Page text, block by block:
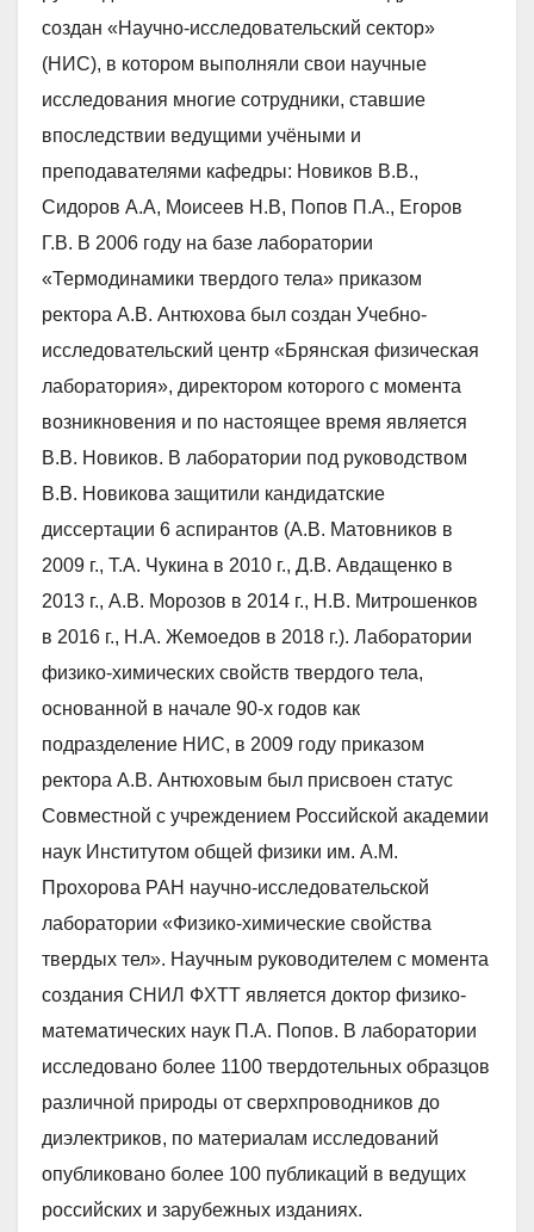
создан «Научно-исследовательский сектор»
(НИС), в котором выполняли свои научные
исследования многие сотрудники, ставшие
впоследствии ведущими учёными и
преподавателями кафедры: Новиков В.В.,
Сидоров А.А, Моисеев Н.В, Попов П.А., Егоров
Г.В. В 2006 году на базе лаборатории
«Термодинамики твердого тела» приказом
ректора А.В. Антюхова был создан Учебно-
исследовательский центр «Брянская физическая
лаборатория», директором которого с момента
возникновения и по настоящее время является
В.В. Новиков. В лаборатории под руководством
В.В. Новикова защитили кандидатские
диссертации 6 аспирантов (А.В. Матовников в
2009 г., Т.А. Чукина в 2010 г., Д.В. Авдащенко в
2013 г., А.В. Морозов в 2014 г., Н.В. Митрошенков
в 2016 г., Н.А. Жемоедов в 2018 г.). Лаборатории
физико-химических свойств твердого тела,
основанной в начале 90-х годов как
подразделение НИС, в 2009 году приказом
ректора А.В. Антюховым был присвоен статус
Совместной с учреждением Российской академии
наук Институтом общей физики им. А.М.
Прохорова РАН научно-исследовательской
лаборатории «Физико-химические свойства
твердых тел». Научным руководителем с момента
создания СНИЛ ФХТТ является доктор физико-
математических наук П.А. Попов. В лаборатории
исследовано более 1100 твердотельных образцов
различной природы от сверхпроводников до
диэлектриков, по материалам исследований
опубликовано более 100 публикаций в ведущих
российских и зарубежных изданиях.